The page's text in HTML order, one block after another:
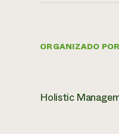
ORGANIZADO POR
Holistic